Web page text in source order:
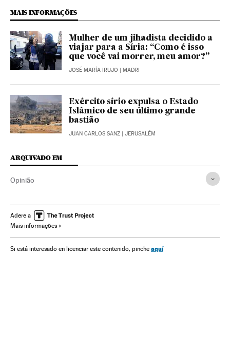
MAIS INFORMAÇÕES
Mulher de um jihadista decidido a
viajar para a Síria: “Como é isso
que você vai morrer, meu amor?”
JOSÉ MARÍA IRUJO | MADRI
Exército sírio expulsa o Estado
Islâmico de seu último grande
bastião
JUAN CARLOS SANZ | JERUSALÉM
ARQUIVADO EM
Opinião
Adere a
Mais informações
Si está interesado en licenciar este contenido, pinche aquí